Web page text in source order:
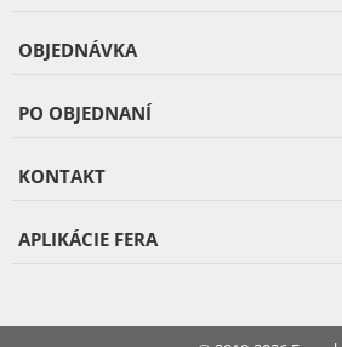
OBJEDNÁVKA
PO OBJEDNANÍ
KONTAKT
APLIKÁCIE FERA